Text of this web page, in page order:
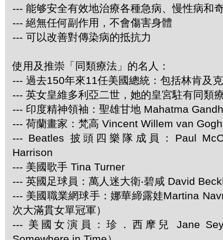
--- 能够安全有效地治療各種急病、慢性病和
--- 絕無任何副作用，不會傷害身體
--- 可以改善對傳染病的抵抗力
使用及推崇「同類療法」的名人：
--- 過去150年來11任美國總統：包括林肯及
--- 英女皇維多利亞二世，她的皇宮駐有同類
--- 印度精神領袖：聖雄甘地 Mahatma
--- 荷蘭畫家：梵高 Vincent Willem van Gogh
--- Beatles 披頭四樂隊成員：Paul
Harrison
--- 美國歌手 Tina Turner
--- 英國足球員：萬人迷大衛‧碧咸 David
--- 美國職業網球手：娜華締露娃Martina
次大滿貫女單冠軍）
--- 美國女演員：珍．西摩兒 Jane